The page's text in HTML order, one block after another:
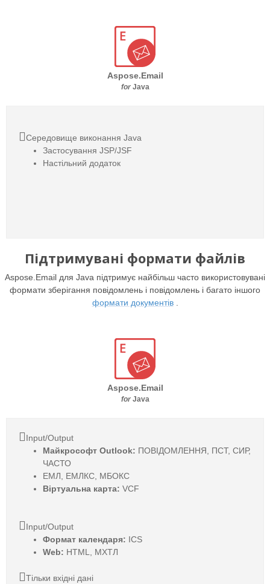
Середовище виконання Java
Застосування JSP/JSF
Настільний додаток
Aspose.Email
for Java
Підтримувані формати файлів
Aspose.Email для Java підтримує найбільш часто використовувані
формати зберігання повідомлень і повідомлень і багато іншого
формати документів.
Input/Output
Майкрософт Outlook: ПОВІДОМЛЕННЯ, ПСТ, СИР,
ЧАСТО
ЕМЛ, ЕМЛКС, МБОКС
Віртуальна карта: VCF
Input/Output
Формат календаря: ICS
Web: HTML, МХТЛ
Тільки вхідні дані
Aspose.Email
for Java